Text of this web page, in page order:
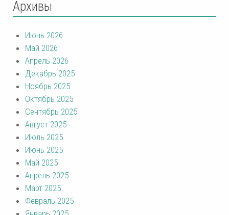
Архивы
Июнь 2026
Май 2026
Апрель 2026
Декабрь 2025
Ноябрь 2025
Октябрь 2025
Сентябрь 2025
Август 2025
Июль 2025
Июнь 2025
Май 2025
Апрель 2025
Март 2025
Февраль 2025